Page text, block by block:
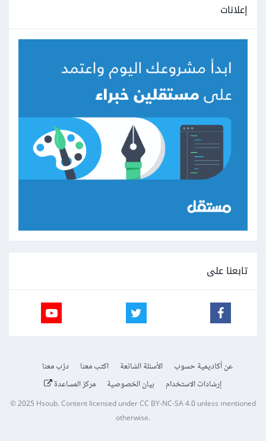
إعلانات
تابعنا على
عن أكاديمية حسوب الأسئلة الشائعة اكتب معنا
درّب معنا
إرشادات الاستخدام
بيان الخصوصية مركز المساعدة
© 2025Hsoub.Content licensed underCC BY-NC-SA 4.0unless mentioned
otherwise.